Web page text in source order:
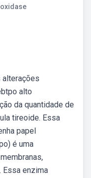
alterações
alto
da quantidade de
tireoide. Essa
papel
é uma
enzima